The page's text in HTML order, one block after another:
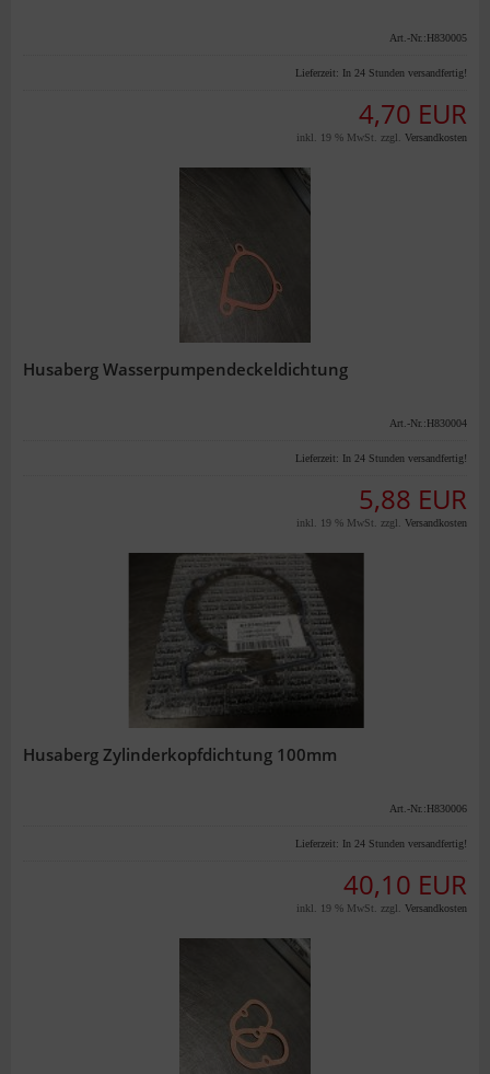
Art.-Nr.:H830005
Lieferzeit: In 24 Stunden versandfertig!
4,70 EUR
inkl. 19 % MwSt. zzgl. Versandkosten
Husaberg Wasserpumpendeckeldichtung
Art.-Nr.:H830004
Lieferzeit: In 24 Stunden versandfertig!
5,88 EUR
inkl. 19 % MwSt. zzgl. Versandkosten
Husaberg Zylinderkopfdichtung 100mm
Art.-Nr.:H830006
Lieferzeit: In 24 Stunden versandfertig!
40,10 EUR
inkl. 19 % MwSt. zzgl. Versandkosten